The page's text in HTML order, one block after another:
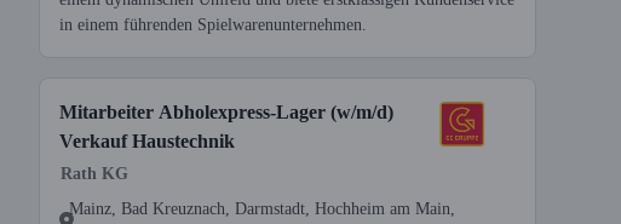
in einem führenden Spielwarenunternehmen.
Mitarbeiter Abholexpress-Lager (w/m/d)
Verkauf Haustechnik
Rath KG
Mainz, Bad Kreuznach, Darmstadt, Hochheim am Main,